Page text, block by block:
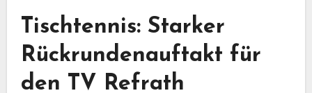
Tischtennis: Starker
Rückrundenauftakt für
den TV Refrath